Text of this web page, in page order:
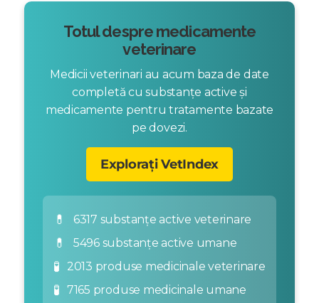
Totul despre medicamente
veterinare
Medicii veterinari au acum baza de date
completă cu substanțe active și
medicamente pentru tratamente bazate
pe dovezi.
Explorați VetIndex
💊 6317 substanțe active veterinare
💊 5496 substanțe active umane
🧪 2013 produse medicinale veterinare
🧪 7165 produse medicinale umane